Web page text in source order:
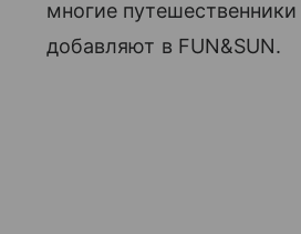
многие
добавляют в FUN&SUN.